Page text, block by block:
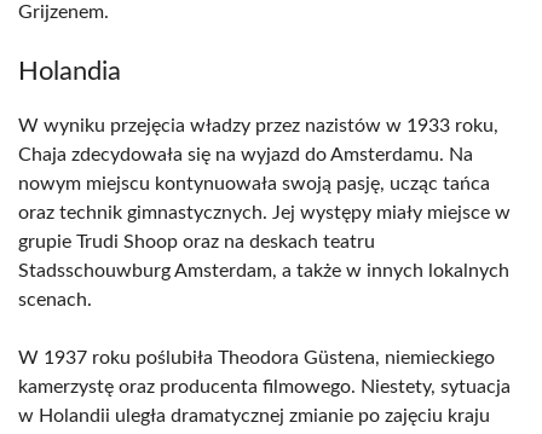
Grijzenem.
Holandia
W wyniku przejęcia władzy przez nazistów w 1933 roku,
Chaja zdecydowała się na wyjazd do Amsterdamu. Na
nowym miejscu kontynuowała swoją pasję, ucząc tańca
oraz technik gimnastycznych. Jej występy miały miejsce w
grupie Trudi Shoop oraz na deskach teatru
Stadsschouwburg Amsterdam, a także w innych lokalnych
scenach.
W 1937 roku poślubiła Theodora Güstena, niemieckiego
kamerzystę oraz producenta filmowego. Niestety, sytuacja
w Holandii uległa dramatycznej zmianie po zajęciu kraju